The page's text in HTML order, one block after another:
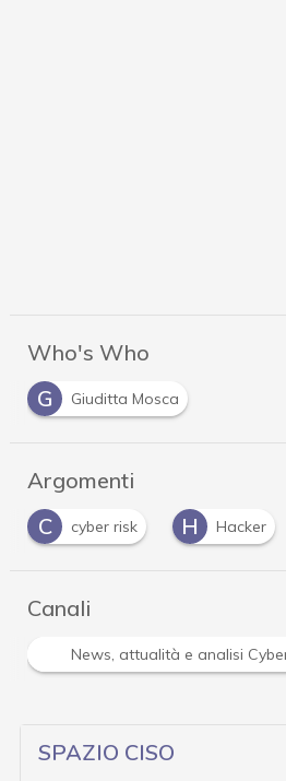
Who's Who
G
Giuditta Mosca
Argomenti
H
Hacker I infrastrutture
Canali
e analisi Cyber sicurezza e privacy
SPAZIO CISO